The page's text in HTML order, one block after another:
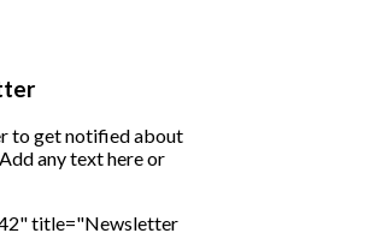
to get notified about
any text here or
title="Newsletter